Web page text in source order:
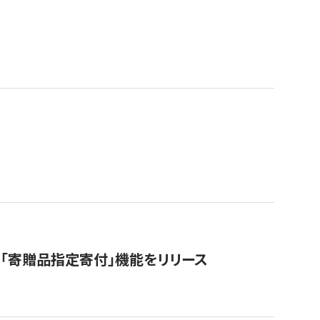
贈品指定寄付」機能をリリース